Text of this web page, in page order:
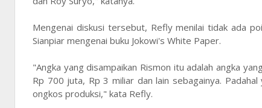
Mengenai diskusi tersebut, Refly menilai tidak ada
Sianpiar mengenai buku Jokowi's White Paper.
"Angka yang disampaikan Rismon itu adalah angka
Rp 700 juta, Rp 3 miliar dan lain sebagainya.
ongkos produksi," kata Refly.